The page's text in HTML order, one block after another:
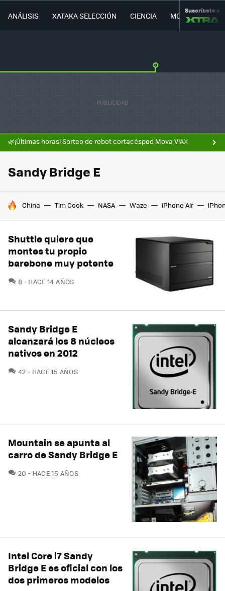
ANÁLISIS XATAKA SELECCIÓN CIENCIA MOVILIDAD
Suscríbete a
🌿¡Últimas horas! Sorteo de robot cortacésped Mova ViAX
Sandy Bridge E
HOY SE HABLA DE
China Tim Cook NASA Waze iPhone Air
Shuttle quiere que
montes tu propio
barebone muy potente
8 COMENTARIOS
HACE 14 AÑOS
Sandy Bridge E
alcanzará los 8 núcleos
nativos en 2012
42 COMENTARIOS
HACE 15 AÑOS
Mountain se apunta al
carro de Sandy Bridge E
20 COMENTARIOS
HACE 15 AÑOS
Intel Core i7 Sandy
Bridge E es oficial con los
dos primeros modelos